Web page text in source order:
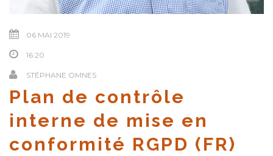
06 MAI 2019
16:20
STÉPHANE OMNES
Plan de contrôle
interne de mise en
conformité RGPD (FR)